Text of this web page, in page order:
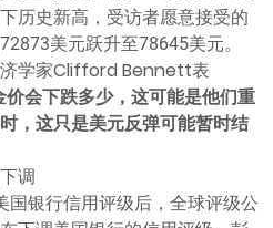
历史新高，受访者愿意接受的
美元跃升至78645美元。
学家Clifford Bennett表
会下跌多少，这可能是他们重
，这只是美元反弹可能暂时结
调
国银行信用评级后，全球评级公